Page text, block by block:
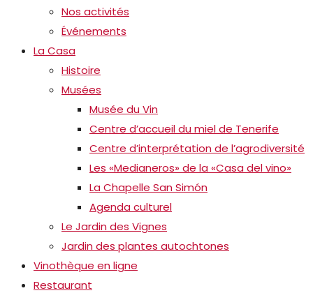
Nos activités
Événements
La Casa
Histoire
Musées
Musée du Vin
Centre d’accueil du miel de Tenerife
Centre d’interprétation de l’agrodiversité
Les «Medianeros» de la «Casa del vino»
La Chapelle San Simón
Agenda culturel
Le Jardin des Vignes
Jardin des plantes autochtones
Vinothèque en ligne
Restaurant